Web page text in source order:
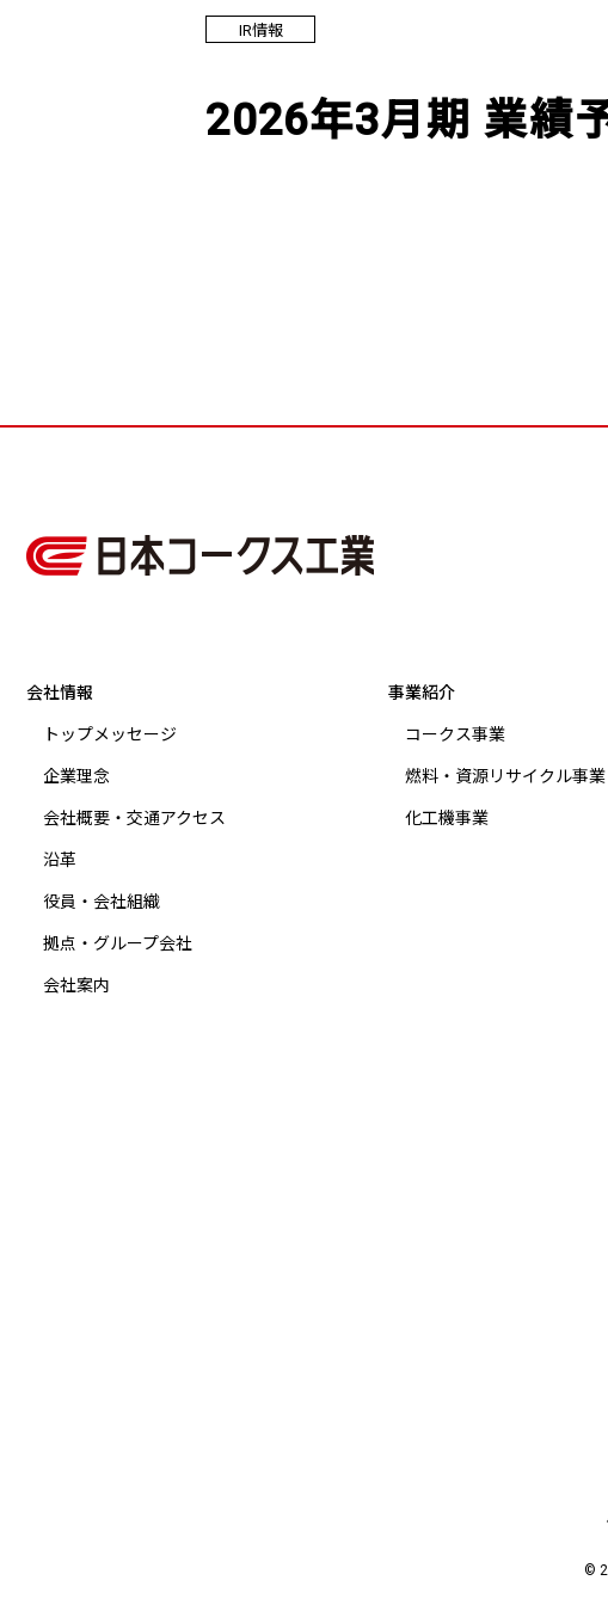
IR情報
2026年3月期 業績
会社情報
トップメッセージ
企業理念
会社概要・交通アクセス
沿革
役員・会社組織
拠点・グループ会社
会社案内
事業紹介
コークス事業
燃料・資源リサイクル事業
化工機事業
©